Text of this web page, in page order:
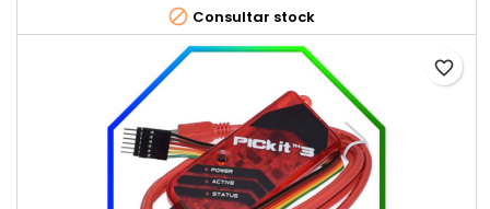
 Consultar stock
favorite_border